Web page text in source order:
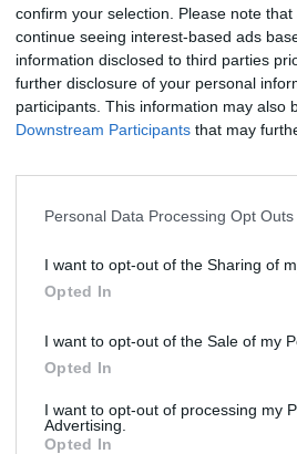
confirm your selection. Please note
continue seeing interest-based ads
information disclosed to third parties
further disclosure of your personal
participants. This information may also
Downstream Participants that may
Personal Data Processing Opt Outs
I want to opt-out of the Sharing of
Opted In
I want to opt-out of the Sale of my
Opted In
I want to opt-out of processing my
Advertising.
Opted In
Ilyen irodalmi
is van 2025-ben.